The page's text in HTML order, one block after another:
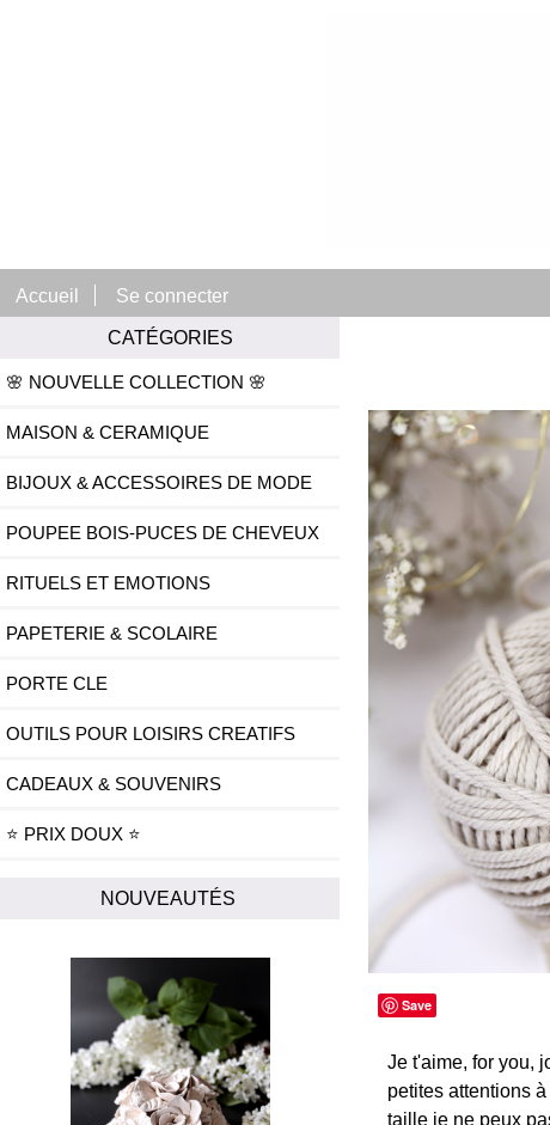
Accueil
Se connecter
CATÉGORIES
🌸 NOUVELLE COLLECTION 🌸
MAISON & CERAMIQUE
BIJOUX & ACCESSOIRES DE MODE
POUPEE BOIS-PUCES DE CHEVEUX
RITUELS ET EMOTIONS
PAPETERIE & SCOLAIRE
PORTE CLE
OUTILS POUR LOISIRS CREATIFS
CADEAUX & SOUVENIRS
⭐ PRIX DOUX ⭐
NOUVEAUTÉS
Save
Je t'aime, for you,
petites attentions
taille je ne peux